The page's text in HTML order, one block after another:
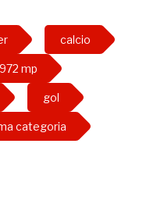
calcio
mp
gol
categoria